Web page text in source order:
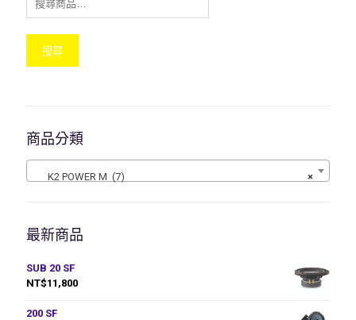
搜尋
商品分類
×
K2 POWER M (7)
最新商品
SUB 20 SF
NT$11,800
200 SF